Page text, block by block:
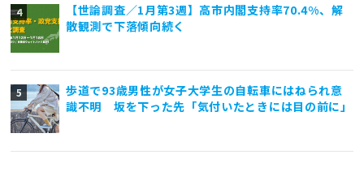
【世論調査／1月第3週】高市内閣支持率70.4%、解
散観測で下落傾向続く
歩道で93歳男性が女子大学生の自転車にはねられ意
識不明 坂を下った先「気付いたときには目の前に」